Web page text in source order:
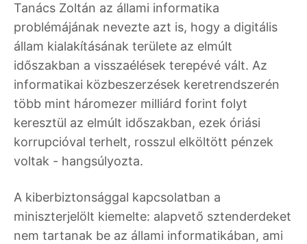
Tanács Zoltán az állami informatika
problémájának nevezte azt is, hogy a digitális
állam kialakításának területe az elmúlt
időszakban a visszaélések terepévé vált. Az
informatikai közbeszerzések keretrendszerén
több mint háromezer milliárd forint folyt
keresztül az elmúlt időszakban, ezek óriási
korrupcióval terhelt, rosszul elköltött pénzek
voltak - hangsúlyozta.
A kiberbiztonsággal kapcsolatban a
miniszterjelölt kiemelte: alapvető sztenderdeket
nem tartanak be az állami informatikában, ami